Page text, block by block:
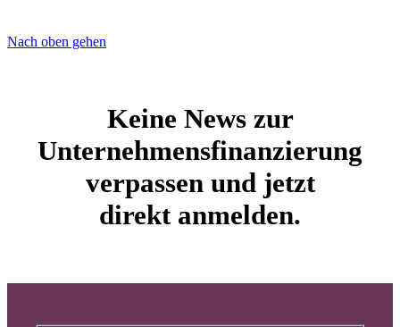
Nach oben gehen
Keine News zur
Unternehmensfinanzierung
verpassen und jetzt
direkt anmelden.